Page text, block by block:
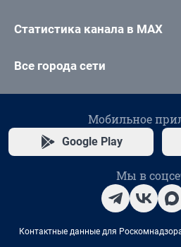
Статистика канала в MAX
Все города сети
Мобильное
Google Play
Мы в
Контактные данные для